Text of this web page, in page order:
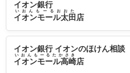
イオン銀行
イオンモール太田
いおんもーるおおた
店
イオン銀行 イオンのほけん相談
イオンモール高崎
いおんもーるたかさき
店